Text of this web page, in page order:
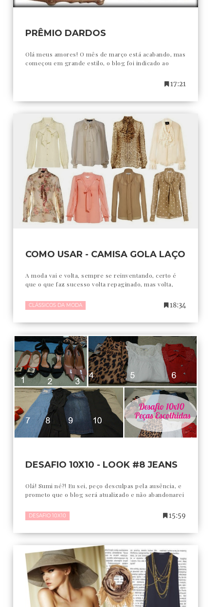
PRÊMIO DARDOS
Olá meus amores! O mês de março está acabando, mas
começou em grande estilo, o blog foi indicado ao
17:21
COMO USAR - CAMISA GOLA LAÇO
A moda vai e volta, sempre se reinventando, certo é
que o que faz sucesso volta repaginado, mas volta,
CLÁSSICOS DA MODA 18:34
DESAFIO 10X10 - LOOK #8 JEANS
Olá! Sumi né?! Eu sei, peço desculpas pela ausência, e
prometo que o blog será atualizado e não abandonarei
DESAFIO 10X10 15:59